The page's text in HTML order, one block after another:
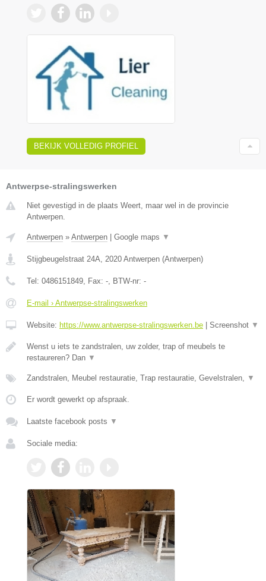
BEKIJK VOLLEDIG PROFIEL
Antwerpse-stralingswerken
Niet gevestigd in de plaats Weert, maar wel in de provincie
Antwerpen.
Antwerpen » Antwerpen Google maps ▼
Stijgbeugelstraat 24A 2020 Antwerpen (Antwerpen)
Tel: 0486151849 , Fax: - , BTW-nr: -
E-mail › Antwerpse-stralingswerken
Website: https://www.antwerpse-stralingswerken.be Screenshot ▼
Wenst u iets te zandstralen, uw zolder, trap of meubels te
restaureren? Dan ▼
Zandstralen, Meubel restauratie, Trap restauratie, Gevelstralen, ▼
Er wordt gewerkt op afspraak.
Laatste facebook posts ▼
Sociale media: